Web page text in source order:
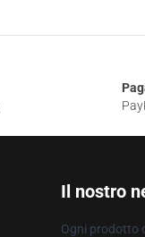
Il nostro
Ogni prodotto